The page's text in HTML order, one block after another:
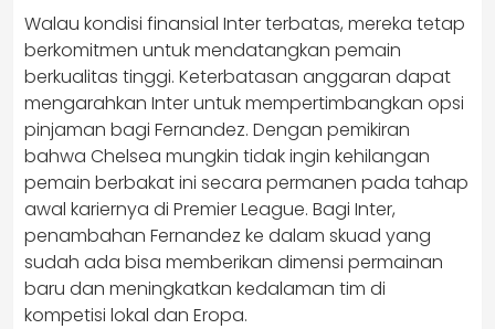
Walau kondisi finansial Inter terbatas, mereka tetap
berkomitmen untuk mendatangkan pemain
berkualitas tinggi. Keterbatasan anggaran dapat
mengarahkan Inter untuk mempertimbangkan opsi
pinjaman bagi Fernandez. Dengan pemikiran
bahwa Chelsea mungkin tidak ingin kehilangan
pemain berbakat ini secara permanen pada tahap
awal kariernya di Premier League. Bagi Inter,
penambahan Fernandez ke dalam skuad yang
sudah ada bisa memberikan dimensi permainan
baru dan meningkatkan kedalaman tim di
kompetisi lokal dan Eropa.